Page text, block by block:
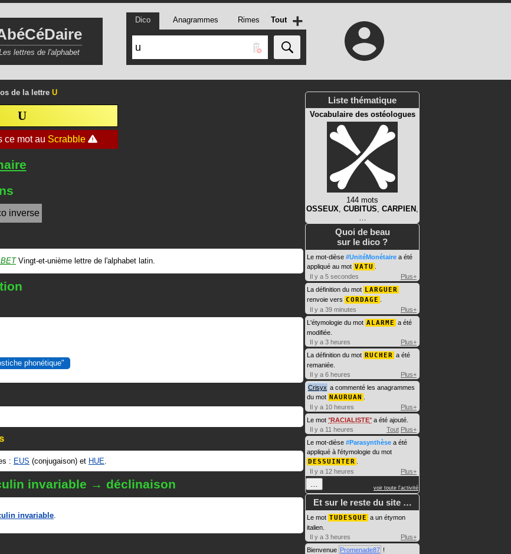
lettres de l'alphabet
Dico Anagrammes Rimes Tout +
de la lettre U
U
inverse
Vingt-et-unième lettre de l'alphabet latin.
phonétique"
: EUS (conjugaison) et HUE.
invariable → déclinaison
invariable.
Liste thématique
Vocabulaire des ostéologues
144 mots
OSSEUX, CUBITUS, CARPIEN ,
…
Quoi de beau
sur le dico ?
Le mot-dièse #UnitéMonétaire a été
appliqué au mot VATU
Il y a 5 secondes
Plus+
La définition du mot LARGUER
renvoie vers CORDAGE
Il y a 39 minutes
Plus+
L'étymologie du mot ALARME a été
modifiée.
Il y a 3 heures
Plus+
La définition du mot RUCHER a été
remaniée.
Il y a 6 heures
Plus+
Crisyx a commenté les anagrammes
du mot NAURUAN
Il y a 10 heures
Plus+
Le mot RACIALISTE a été ajouté.
Il y a 11 heures
Tout Plus+
Le mot-dièse #Parasynthèse a été
appliqué à l'étymologie du mot
DESSUINTER
Il y a 12 heures
Plus+
… voir toute l'activité
Et sur le reste du site …
Le mot TUDESQUE a un étymon
italien.
Il y a 3 heures
Plus+
Bienvenue Promenade87 !